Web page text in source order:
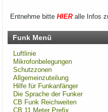
Entnehme bitte HIERalle Infos
Funk Menü
Luftlinie
Mikrofonbelegungen
Schutzzonen
Allgemeinzuteilung
Hilfe für Funkanfänger
Die Sprache der Funker
CB Funk Reichweiten
CB 11 Meter Prefix